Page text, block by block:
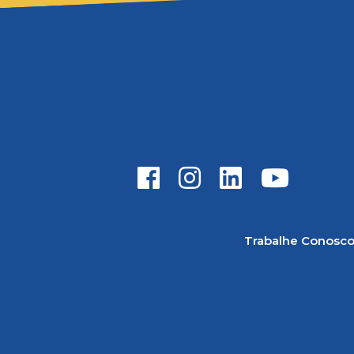
Trabalhe Conosco